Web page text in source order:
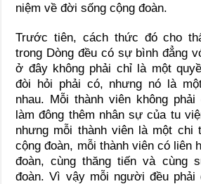
niệm về đời sống cộng đoàn.
Trước tiên, cách thức đó cho
trong Dòng đều có sự bình đẳng
ở đây không phải chỉ là một
đòi hỏi phải có, nhưng nó là
nhau. Mỗi thành viên không
làm đông thêm nhân sự của tu
nhưng mỗi thành viên là một chi
cộng đoàn, mỗi thành viên có liên
đoàn, cùng thăng tiến và cùng
đoàn. Vì vậy mỗi người đều phải